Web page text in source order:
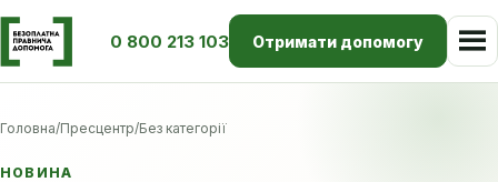
0 800 213 103 Отримати допомогу
Головна/Пресцентр/Без категорії
НОВИНА